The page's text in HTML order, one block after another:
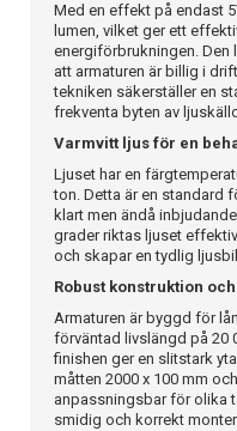
Med en effekt på endast
lumen, vilket ger ett
energiförbrukningen. Den
att armaturen är billig i
tekniken säkerställer en
frekventa byten av
Varmvitt ljus för en
Ljuset har en
ton. Detta är en standard
klart men ändå
grader riktas ljuset
och skapar en tydlig
Robust konstruktion
Armaturen är byggd för
förväntad livslängd på 20
finishen ger en slitstark
måtten 2000 x 100 mm
anpassningsbar för olika
smidig och korrekt